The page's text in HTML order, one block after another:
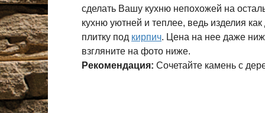
сделать Вашу кухню непохожей на
кухню уютней и теплее, ведь изделия
плитку под кирпич. Цена на нее даже
взгляните на фото ниже.
Рекомендация: Сочетайте камень с